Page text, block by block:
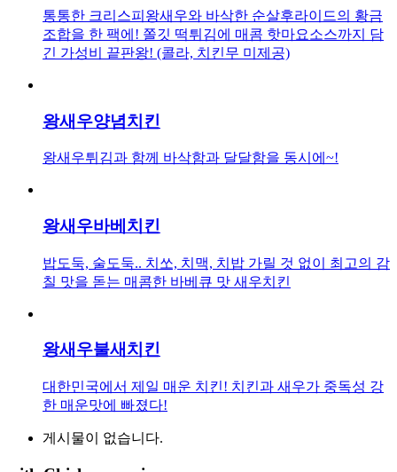
통통한 크리스피왕새우와 바삭한 순살후라이드의 황금
조합을 한 팩에! 쫄깃 떡튀김에 매콤 핫마요소스까지 담
긴 가성비 끝판왕! (콜라, 치킨무 미제공)
왕새우양념치킨
왕새우튀김과 함께 바삭함과 달달함을 동시에~!
왕새우바베치킨
밥도둑, 술도둑.. 치쏘, 치맥, 치밥 가릴 것 없이 최고의 감
칠 맛을 돋는 매콤한 바베큐 맛 새우치킨
왕새우불새치킨
대한민국에서 제일 매운 치킨! 치킨과 새우가 중독성 강
한 매운맛에 빠졌다!
게시물이 없습니다.